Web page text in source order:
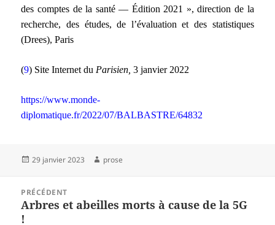
des comptes de la santé — Édition 2021 », direction de la
recherche, des études, de l’évaluation et des statistiques
(Drees), Paris
(9) Site Internet du Parisien,3 janvier 2022
https://www.monde-
diplomatique.fr/2022/07/BALBASTRE/64832
Publié
29 janvier 2023 Auteur
prose
l’article
PRÉCÉDENT
Article
précédent :
Arbres et abeilles morts à cause de la 5G
!